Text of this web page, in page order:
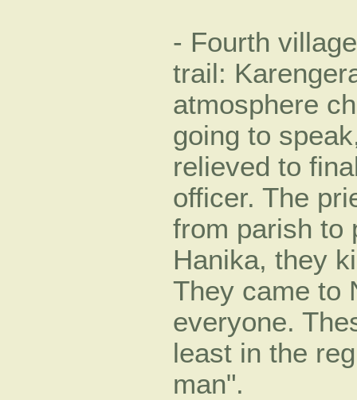
- Fourth
trail:
atmosphere
going to
relieved to
officer. The
from parish to
Hanika, they
They came to
everyone.
least in the
man".